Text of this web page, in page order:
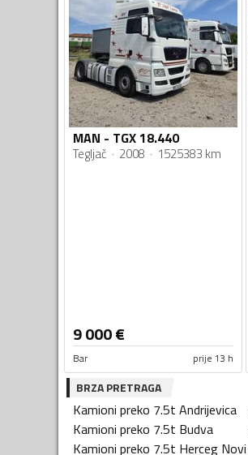
MAN - TGX 18.440
Tegljač 2008 1525383 km
9 000€
Bar prije 13 h
BRZA PRETRAGA
Kamioni preko 7.5t Andrijevica
Kamioni preko 7.5t Budva
Kamioni preko 7.5t Herceg Novi